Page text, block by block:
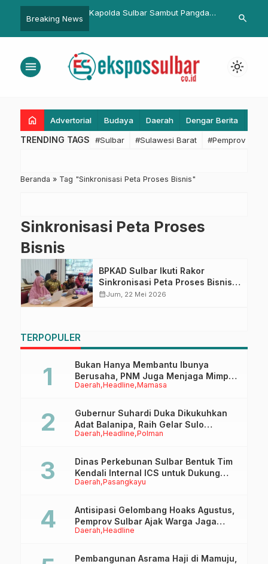
Breaking News
Terkait Monitoring
Hewan
Kapolda Sulbar Sambut Pangdam
Perkuat Sinergitas Jaga
Pasangkayu
search
menu light_mode
home Advertorial Budaya Daerah Dengar Berita
TRENDING TAGS #Sulbar #Sulawesi Barat #Pemprov
Beranda » Tag "Sinkronisasi Peta Proses Bisnis"
Sinkronisasi Peta Proses
Bisnis
BPKAD Sulbar Ikuti Rakor
Sinkronisasi Peta Proses Bisnis
untuk Dukung RPJMD
calendar_monthJum, 22 Mei 2026
TERPOPULER
Daerah Headline Mamasa
Bukan Hanya Membantu Ibunya
Berusaha, PNM Juga Menjaga Mimpi
Anaknya Untuk Menggapai Cita-Cita
Daerah Headline Polman
Gubernur Suhardi Duka Dikukuhkan
Adat Balanipa, Raih Gelar Sulo
Tappidena
Daerah Pasangkayu
Dinas Perkebunan Sulbar Bentuk Tim
Kendali Internal ICS untuk Dukung
Sertifikasi ISPO Pekebun di
Daerah Headline
Antisipasi Gelombang Hoaks Agustus,
Pemprov Sulbar Ajak Warga Jaga
Ruang Digital
Pembangunan Asrama Haji di Mamuju,